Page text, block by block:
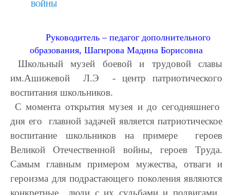
ВОЙНЫ
Руководитель – педагог дополнительного
образования, Шагирова Мадина Борисовна
Школьный музей боевой и трудовой славы
им.Ашижевой Л.Э - центр патриотического
воспитания школьников.
С момента открытия музея и до сегодняшнего
дня его главной задачей является патриотическое
воспитание школьников на примере героев
Великой Отечественной войны, героев Труда.
Самым главным примером мужества, отваги и
героизма для подрастающего поколения являются
конкретные люди с их судьбами и подвигами.